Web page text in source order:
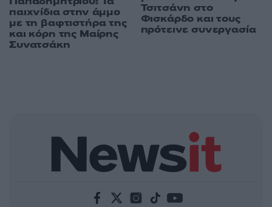
παιχνίδια στην άμμο
με τη βαφτιστήρα της
και κόρη της Μαίρης
Συνατσάκη
Τσιτσάνη στο
Φισκάρδο και τους
πρότεινε συνεργασία